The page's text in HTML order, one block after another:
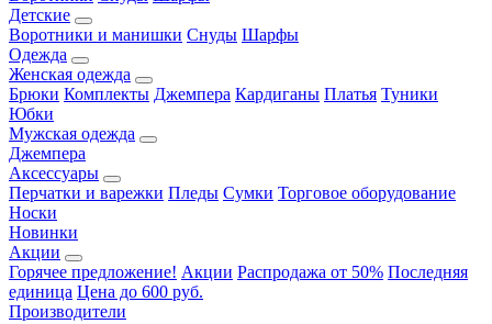
Детские
Воротники и манишки Снуды Шарфы
Одежда
Женская одежда
Брюки Комплекты Джемпера Кардиганы Платья Туники
Юбки
Мужская одежда
Джемпера
Аксессуары
Перчатки и варежки Пледы Сумки Торговое оборудование
Носки
Новинки
Акции
Горячее предложение! Акции Распродажа от 50% Последняя
единица Цена до 600 руб.
Производители